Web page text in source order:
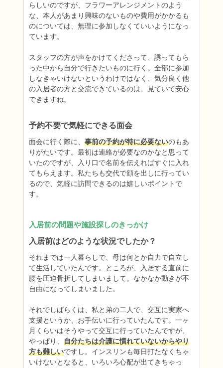
らしいのですが、フラワーアレンジメントのよう
な、本人があまり興味のないものや費用がかかるも
のについては、無理に参加しなくていいようになっ
ています。
スタッフの方が声をかけてくださって、誘ってもら
った中から自分で行きたいものに行く。全部に参加
しなきゃいけないというわけではなく、気分良く他
の入居者の方と交流できているのは、見ていて安心
できますね。
予約不要で気軽にできる面会
面会に行く際に、 事前の予約が特に必要ないのもあ
りがたいです。最初は連絡が必要なのかなと思って
いたのですが、入り口で名前を伝えればすぐに入れ
てもらえます。私たちも交代で顔を出しに行ってい
るので、気軽に訪問できるのは嬉しいポイントで
す。
入居前の問題や施設探しのきっかけ
入居前はどのような状況でしたか？
それまでは一人暮らしで、母は何とか自力で自立し
て生活していたんです。ところが、入居する直前に
腰を圧迫骨折してしまいまして。なかなか動きが不
自由になってしまいました。
それでしばらくは、私と弟の二人で、交互に実家へ
支援というか、お手伝いに行っていたんです。一ヶ
月くらいはそうやって交互に行っていたんですが、
やっぱり、 自分たちは介護に慣れていないからやり
方も難しいですし。インスリンも毎日打たなくちゃ
いけないとなると、いろいろ心配が出てきちゃっ